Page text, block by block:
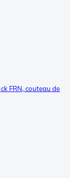
FRN, couteau de